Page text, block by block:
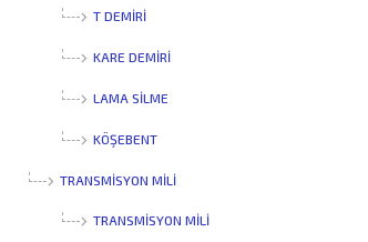
T DEMIRI
KARE DEMIRI
LAMA SILME
KÖŞEBENT
TRANSMİSYON MİLİ
TRANSMISYON MILI